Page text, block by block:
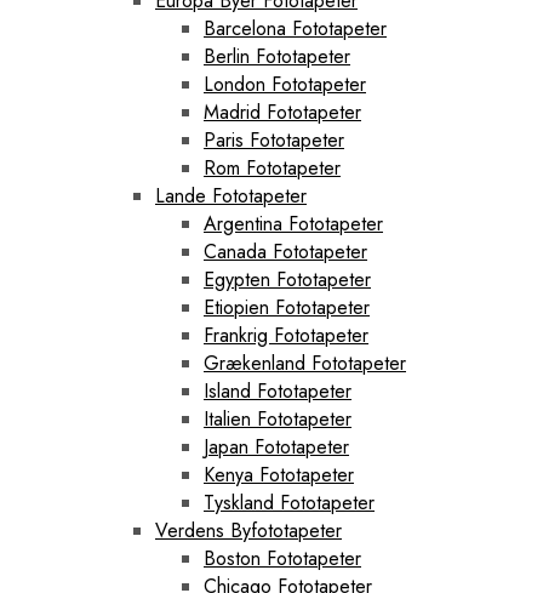
Barcelona Fototapeter
Berlin Fototapeter
London Fototapeter
Madrid Fototapeter
Paris Fototapeter
Rom Fototapeter
Lande Fototapeter
Argentina Fototapeter
Canada Fototapeter
Egypten Fototapeter
Etiopien Fototapeter
Frankrig Fototapeter
Grækenland Fototapeter
Island Fototapeter
Italien Fototapeter
Japan Fototapeter
Kenya Fototapeter
Tyskland Fototapeter
Verdens Byfototapeter
Boston Fototapeter
Chicago Fototapeter